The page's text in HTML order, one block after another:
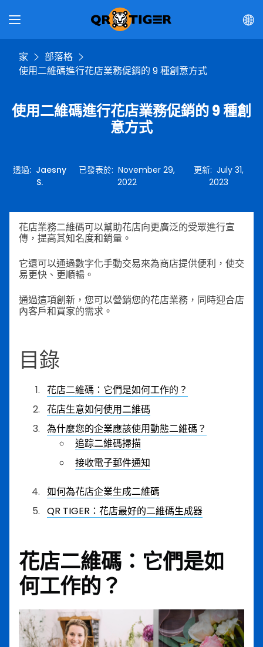
家
部落格
使用二維碼進行花店業務促銷的 9 種創意方式
使用二維碼進行花店業務促銷的 9 種創
意方式
透過: Jaesny
S.
已發表於:November 29,
2022
更新:July 31,
2023
花店業務二維碼可以幫助花店向更廣泛的受眾進行宣
傳，提高其知名度和銷量。
它還可以通過數字化手動交易來為商店提供便利，使交
易更快、更順暢。
通過這項創新，您可以營銷您的花店業務，同時迎合店
內客戶和買家的需求。
目錄
花店二維碼：它們是如何工作的？
花店生意如何使用二維碼
為什麼您的企業應該使用動態二維碼？
追踪二維碼掃描
接收電子郵件通知
如何為花店企業生成二維碼
QR TIGER：花店最好的二維碼生成器
花店二維碼：它們是如
何工作的？